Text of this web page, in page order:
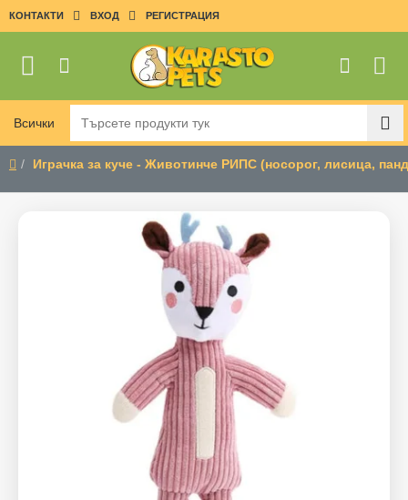
КОНТАКТИ ВХОД РЕГИСТРАЦИЯ
Всички
Търсете
продукти
тук
Играчка за куче - Животинче РИПС (носорог, лисица,